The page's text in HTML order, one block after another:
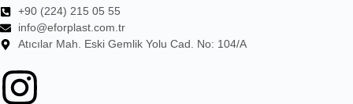
+90 (224) 215 05 55
info@eforplast.com.tr
Atıcılar Mah. Eski Gemlik Yolu Cad. No: 104/A